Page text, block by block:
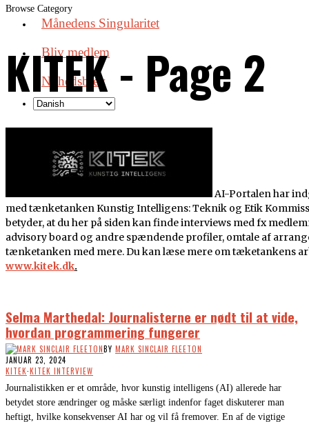
Månedens Singularitet
Bliv medlem
Nyhedsbrev
Browse Category
KITEK- Page 2
AI-Portalen har
med tænketanken Kunstig Intelligens: Teknik og Etik
betyder, at du her på siden kan finde interviews med fx
advisory board og andre spændende profiler, omtale af
tænketanken med mere. Du kan læse mere om tæketankens
www.kitek.dk.
Selma Marthedal: Journalisterne er nødt til at vide,
hvordan programmering fungerer
BY MARK SINCLAIR FLEETON
JANUAR 23, 2024
KITEK·KITEK INTERVIEW
Journalistikken er et område, hvor kunstig intelligens (AI) allerede har
betydet store ændringer og måske særligt indenfor faget diskuterer man
heftigt, hvilke konsekvenser AI har og vil få fremover. En af de vigtige